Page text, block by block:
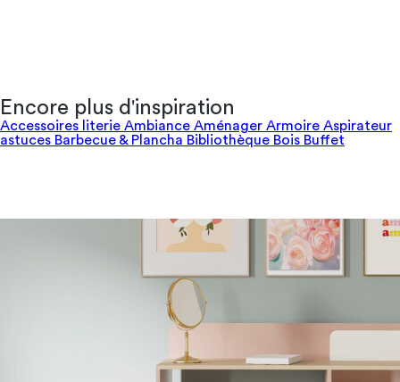
Encore plus d'inspiration
Accessoires literie Ambiance Aménager Armoire Aspirateur
astuces Barbecue & Plancha Bibliothèque Bois Buffet